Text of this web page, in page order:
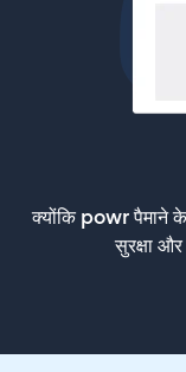
क्योंकि powr पैमाने के
सुरक्षा